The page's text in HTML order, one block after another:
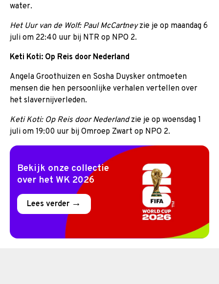
water.
Het Uur van de Wolf: Paul McCartneyzie je op maandag 6
juli om 22:40 uur bij NTR op NPO 2.
Keti Koti: Op Reis door Nederland
Angela Groothuizen en Sosha Duysker ontmoeten
mensen die hen persoonlijke verhalen vertellen over
het slavernijverleden.
Keti Koti: Op Reis door Nederlandzie je op woensdag 1
juli om 19:00 uur bij Omroep Zwart op NPO 2.
Bekijk onze collectie
over het WK 2026
Lees verder